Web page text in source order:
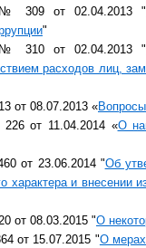
№ 309 от 02.04.2013 "
"
№ 310 от 02.04.2013 "
расходов лиц,
от 08.07.2013 «Вопросы
от 11.04.2014 «О
от 23.06.2014 "Об
характера и внесении
от 08.03.2015 "О
от 15.07.2015 "О мерах